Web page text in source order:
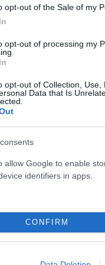
opt-out of the Sale of my
opt-out of processing my
opt-out of Collection,
Data that Is
allow Google to enable
identifiers in apps.
CONFIRM
33 μονάδες, 20
το ΚΚΕ
στο 3% το